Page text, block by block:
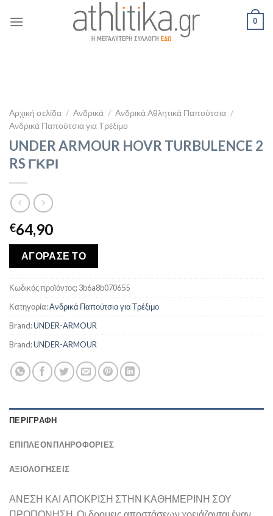
0
Αρχική σελίδα / Ανδρικά / Ανδρικά Αθλητικά Παπούτσια /
Ανδρικά Παπούτσια για Τρέξιμο
UNDER ARMOUR HOVR TURBULENCE 2
RS ΓΚΡΙ
€64,90
ΑΓΟΡΑΣΕ ΤΟ
Κωδικός προϊόντος:3b6a8b070655
Κατηγορία:Ανδρικά Παπούτσια για Τρέξιμο
Brand:UNDER-ARMOUR
Brand:UNDER-ARMOUR
ΠΕΡΙΓΡΑΦΉ
ΕΠΙΠΛΈΟΝ ΠΛΗΡΟΦΟΡΊΕΣ
ΑΞΙΟΛΟΓΗΣΕΙΣ
ΑΝΕΣΗ ΚΑΙ ΑΠΟΚΡΙΣΗ ΣΤΗΝ ΚΑΘΗΜΕΡΙΝΗ ΣΟΥ